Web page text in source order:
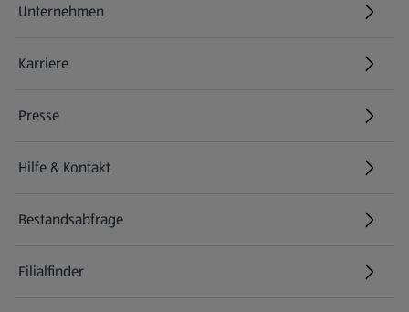
Unternehmen
Karriere
(öffnet in einem neuen Tab)
Presse
Hilfe & Kontakt
(öffnet in einem neuen Tab)
Bestandsabfrage
(öffnet in einem neuen Tab)
Filialfinder